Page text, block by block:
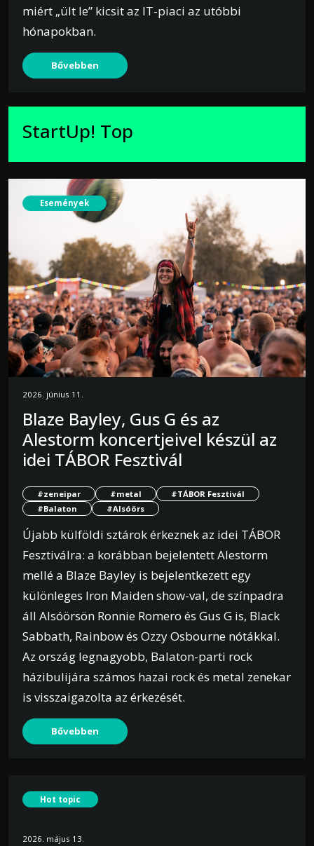
miért „ült le” kicsit az IT-piaci az utóbbi
hónapokban.
Bővebben
StartUp! Top
Események
2026. június 11.
Blaze Bayley, Gus G és az
Alestorm koncertjeivel készül az
idei TÁBOR Fesztivál
#zeneipar #metal
#TÁBOR Fesztivál
#Balaton
#Alsóörs
Újabb külföldi sztárok érkeznek az idei TÁBOR
Fesztiválra: a korábban bejelentett Alestorm
mellé a Blaze Bayley is bejelentkezett egy
különleges Iron Maiden show-val, de színpadra
áll Alsóörsön Ronnie Romero és Gus G is, Black
Sabbath, Rainbow és Ozzy Osbourne nótákkal.
Az ország legnagyobb, Balaton-parti rock
házibulijára számos hazai rock és metal zenekar
is visszaigazolta az érkezését.
Bővebben
Hot topic
2026. május 13.